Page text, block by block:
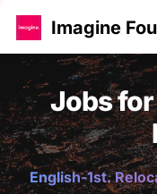
Imagine
Jobs
English-1st.